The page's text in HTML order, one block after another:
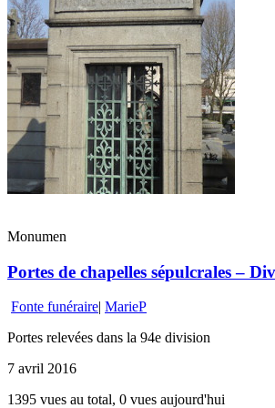
Monumen
Portes de chapelles sépulcrales –
Fonte funéraire| MarieP
Portes relevées dans la 94e division
7 avril 2016
1395 vues au total, 0 vues aujourd'hui